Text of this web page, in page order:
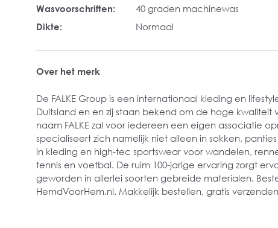
Wasvoorschriften:
40 graden machinewas
Dikte:
Normaal
Over het merk
De FALKE Group is een internationaal kleding en
Duitsland en en zij staan bekend om de hoge kwaliteit
naam FALKE zal voor iedereen een eigen associatie
specialiseert zich namelijk niet alleen in sokken,
in kleding en high-tec sportswear voor wandelen,
tennis en voetbal. De ruim 100-jarige ervaring zorgt
geworden in allerlei soorten gebreide materialen.
HemdVoorHem.nl. Makkelijk bestellen, gratis